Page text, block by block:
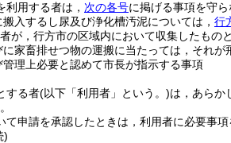
用する者は， 次の各号に掲げる事項を守ら
入するし尿及び浄化槽汚泥については， 行
が，行方市の区域内において収集したものと
家畜排せつ物の運搬に当たっては，それが
理上必要と認めて市長が指示する事項
する者(以下「利用者」という。)は，あらか
て申請を承認したときは，利用者に必要事項
)